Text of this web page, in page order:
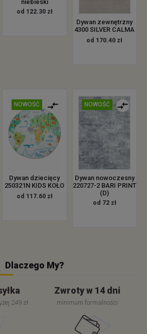
niebieski
od 122.30 zł
Dywan zewnętrzny
4300 SILVER CALMA
od 170.40 zł
NOWOŚĆ
Dywan dziecięcy
250321N KIDS KOŁO
od 117.60 zł
NOWOŚĆ
Dywan nowoczesny
220727-2 BARI PRINT
(D)
od 72 zł
Dlaczego My?
249 zł
Zwroty w 14 dni
minimum formalności